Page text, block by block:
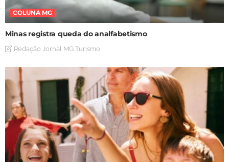
COLUNA MG
Minas registra queda do analfabetismo
Redação Jornal MG Turismo